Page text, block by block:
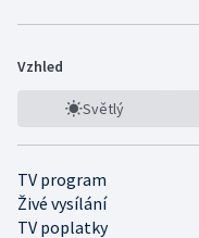
Vzhled
Světlý
TV program
Živé vysílání
TV poplatky